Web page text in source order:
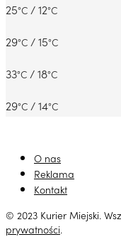
25°C / 12°C
29°C / 15°C
33°C / 18°C
29°C / 14°C
O nas
Reklama
Kontakt
© 2023 Kurier Miejski.
prywatności.